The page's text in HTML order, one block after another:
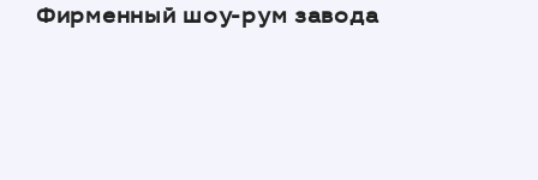
Фирменный шоу-рум завода